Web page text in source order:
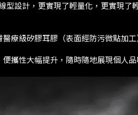
設計，更實現了輕量化，更實現
療級矽膠耳膠（表面經防污微點加
攜性大幅提升，隨時隨地展現個人品